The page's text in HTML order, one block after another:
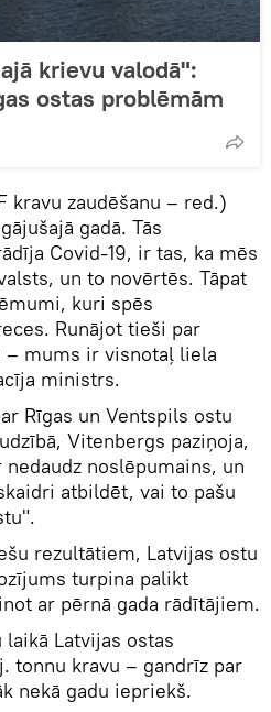
krievu valodā":
ostas problēmām
kravu zaudēšanu – red.)
gadā. Tās
Covid-19, ir tas, ka mēs
un to novērtēs. Tāpat
kuri spēs
Runājot tieši par
mums ir visnotaļ liela
ministrs.
Rīgas un Ventspils ostu
Vitenbergs paziņoja,
noslēpumains, un
atbildēt, vai to pašu
rezultātiem, Latvijas ostu
turpina palikt
ar pērnā gada rādītājiem.
Latvijas ostas
tonnu kravu – gandrīz par
nekā gadu iepriekš.